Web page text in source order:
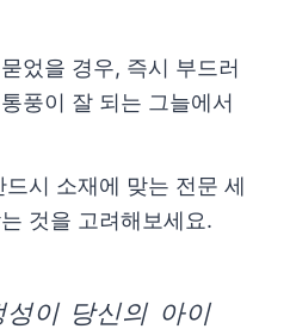
었을 경우, 즉시 부드러
풍이 잘 되는 그늘에서
시 소재에 맞는 전문 세
것을 고려해보세요.
성이 당신의 아이